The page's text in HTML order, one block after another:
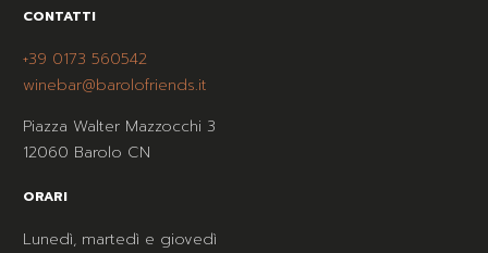
CONTATTI
+39 0173 560542
winebar@barolofriends.it
Piazza Walter Mazzocchi 3
12060 Barolo CN
ORARI
Lunedì, martedì e giovedì